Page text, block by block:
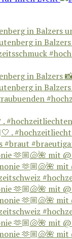
in Balzers
in Balzers
.
🫶🏼🐚🌺 mit
🫶🏼🐚🌺 mit
🫶🏼🐚🌺 mit